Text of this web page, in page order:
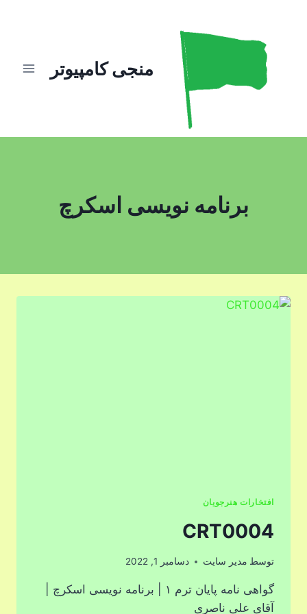
منجی کامپیوتر
برنامه نویسی اسکرچ
افتخارات هنرجویان
CRT0004
توسط مدیر سایت دسامبر 1, 2022
گواهی نامه پایان ترم ۱ | برنامه نویسی اسکرچ |
آقای علی ناصری